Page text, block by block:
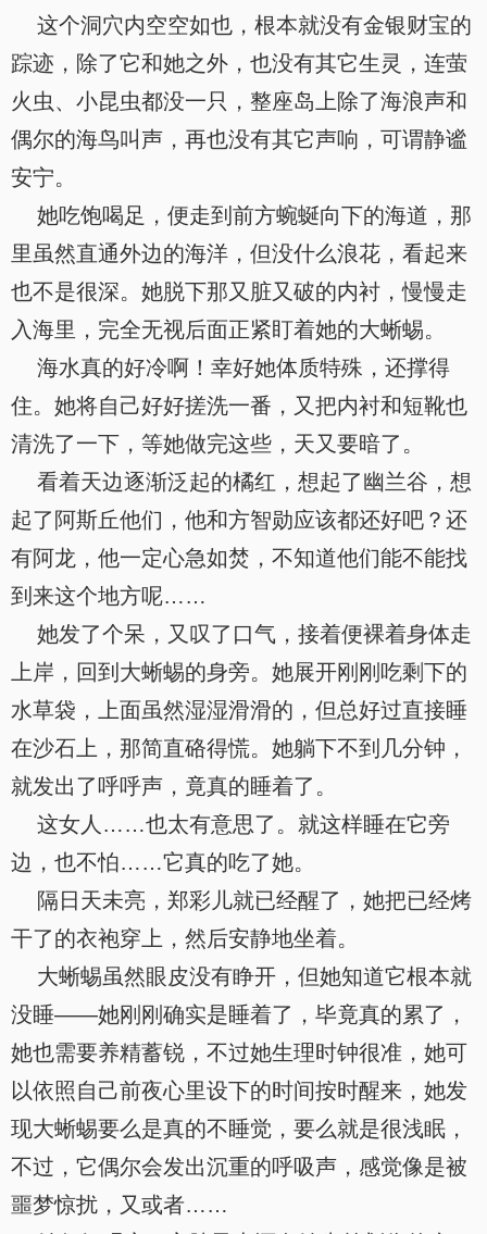
这个洞穴内空空如也，根本就没有金银财宝的
踪迹，除了它和她之外，也没有其它生灵，连萤
火虫、小昆虫都没一只，整座岛上除了海浪声和
偶尔的海鸟叫声，再也没有其它声响，可谓静谧
安宁。
她吃饱喝足，便走到前方蜿蜒向下的海道，那
里虽然直通外边的海洋，但没什么浪花，看起来
也不是很深。她脱下那又脏又破的内衬，慢慢走
入海里，完全无视后面正紧盯着她的大蜥蜴。
海水真的好冷啊！幸好她体质特殊，还撑得
住。她将自己好好搓洗一番，又把内衬和短靴也
清洗了一下，等她做完这些，天又要暗了。
看着天边逐渐泛起的橘红，想起了幽兰谷，想
起了阿斯丘他们，他和方智勋应该都还好吧？还
有阿龙，他一定心急如焚，不知道他们能不能找
到来这个地方呢……
她发了个呆，又叹了口气，接着便裸着身体走
上岸，回到大蜥蜴的身旁。她展开刚刚吃剩下的
水草袋，上面虽然湿湿滑滑的，但总好过直接睡
在沙石上，那简直硌得慌。她躺下不到几分钟，
就发出了呼呼声，竟真的睡着了。
这女人……也太有意思了。就这样睡在它旁
边，也不怕……它真的吃了她。
隔日天未亮，郑彩儿就已经醒了，她把已经烤
干了的衣袍穿上，然后安静地坐着。
大蜥蜴虽然眼皮没有睁开，但她知道它根本就
没睡——她刚刚确实是睡着了，毕竟真的累了，
她也需要养精蓄锐，不过她生理时钟很准，她可
以依照自己前夜心里设下的时间按时醒来，她发
现大蜥蜴要么是真的不睡觉，要么就是很浅眠，
不过，它偶尔会发出沉重的呼吸声，感觉像是被
噩梦惊扰，又或者……